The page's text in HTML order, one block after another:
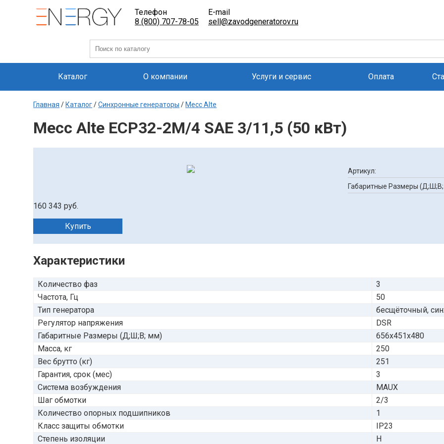
Телефон
8 (800) 707-78-05
E-mail
sell@zavodgeneratorov.ru
Каталог О компании Услуги и сервис Оплата
Главная / Каталог/Синхронные генераторы / Mecc Alte
Mecc Alte ECP32-2M/4 SAE 3/11,5 (50 кВт)
Артикул:
Габаритные Размеры
160 343 руб.
Купить
Характеристики
Количество фаз
3
Частота, Гц
50
Тип генератора
бесщёточный,
Регулятор напряжения
DSR
Габаритные Размеры (Д;Ш;В; мм)
656х451х480
Масса, кг
250
Вес брутто (кг)
251
Гарантия, срок (мес)
3
Система возбуждения
MAUX
Шаг обмотки
2/3
Количество опорных подшипников
1
Класс защиты обмотки
IP23
Степень изоляции
H